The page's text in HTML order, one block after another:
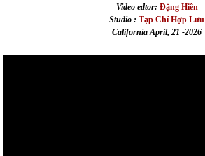
Video edtor: Đặng Hiền
Studio : Tạp Chí Hợp Lưu
California April, 21 -2026